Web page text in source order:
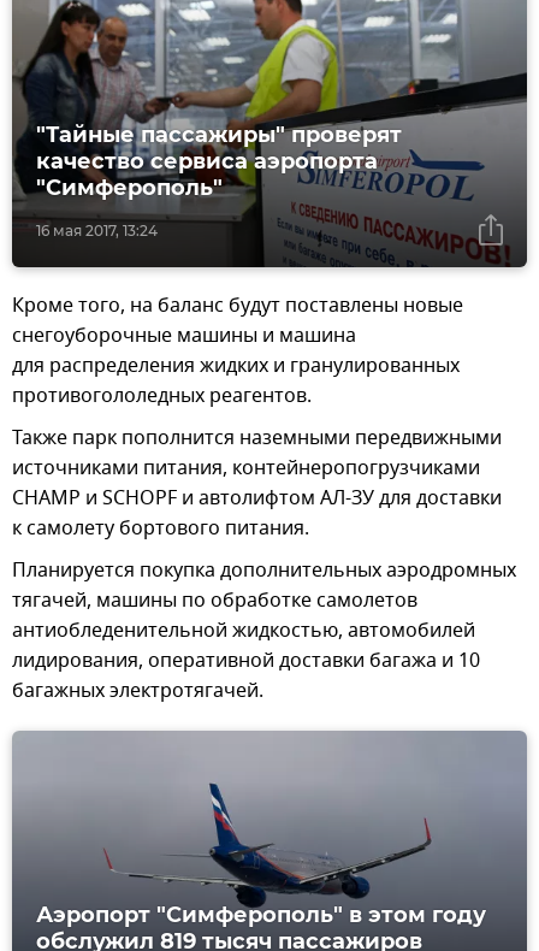
16 мая 2017, 13:24
"Тайные пассажиры" проверят
качество сервиса аэропорта
"Симферополь"
Кроме того, на баланс будут поставлены новые
снегоуборочные машины и машина
для распределения жидких и гранулированных
противогололедных реагентов.
Также парк пополнится наземными передвижными
источниками питания, контейнеропогрузчиками
CHAMP и SCHOPF и автолифтом АЛ-ЗУ для доставки
к самолету бортового питания.
Планируется покупка дополнительных аэродромных
тягачей, машины по обработке самолетов
антиобледенительной жидкостью, автомобилей
лидирования, оперативной доставки багажа и 10
багажных электротягачей.
Аэропорт "Симферополь" в этом году
обслужил 819 тысяч пассажиров